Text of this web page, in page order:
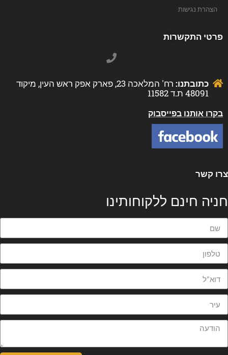
הצהרת נגישות
פרטי התקשרות
כתובתנו:
רח' המלאכה 23, פארק אפק ראש העין, מיקוד
48091 ת.ד 11582
בקרו אותנו בפייסבוק
קשר
חינם ללקוחותינו